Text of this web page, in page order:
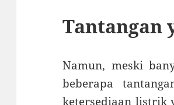
Tantangan
Namun, meski
beberapa
ketersediaan listrik